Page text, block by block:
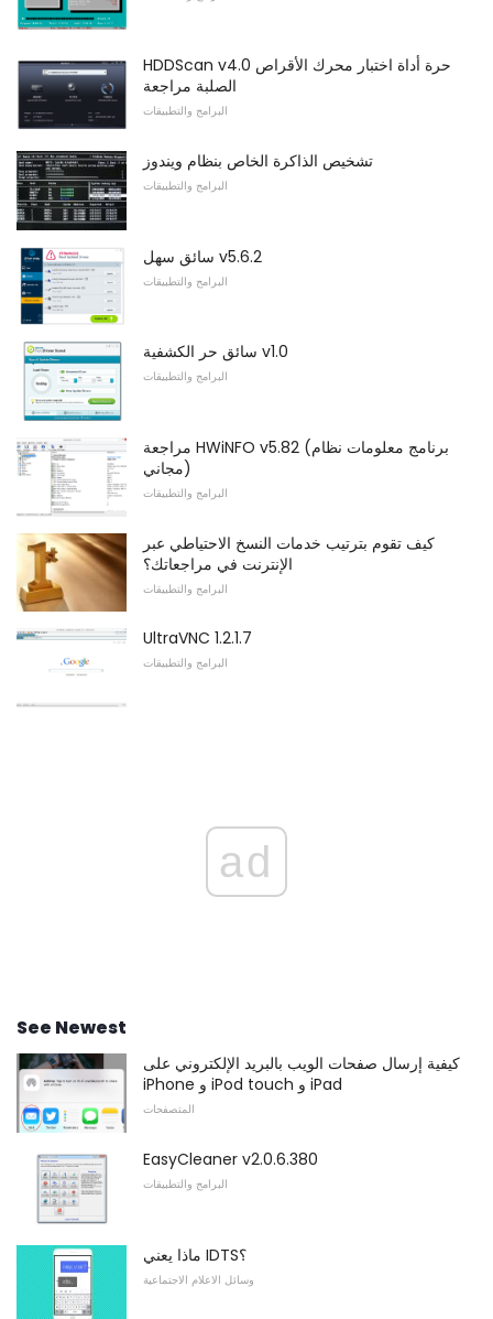
HDDScan v4.0 حرة أداة اختبار محرك الأقراص
الصلبة مراجعة
البرامج والتطبيقات
تشخيص الذاكرة الخاص بنظام ويندوز
البرامج والتطبيقات
سائق سهل v5.6.2
البرامج والتطبيقات
سائق حر الكشفية v1.0
البرامج والتطبيقات
مراجعة HWiNFO v5.82 (برنامج معلومات نظام
مجاني)
البرامج والتطبيقات
كيف تقوم بترتيب خدمات النسخ الاحتياطي عبر
الإنترنت في مراجعاتك؟
البرامج والتطبيقات
UltraVNC 1.2.1.7
البرامج والتطبيقات
ad
See Newest
كيفية إرسال صفحات الويب بالبريد الإلكتروني على
iPhone و iPod touch و iPad
المتصفحات
EasyCleaner v2.0.6.380
البرامج والتطبيقات
ماذا يعني IDTS؟
وسائل الاعلام الاجتماعية